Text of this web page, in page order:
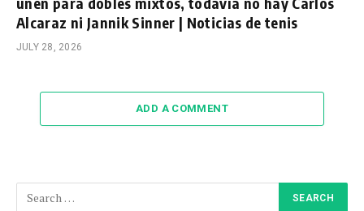
Alcaraz ni Jannik Sinner | Noticias de tenis
JULY 28, 2026
ADD A COMMENT